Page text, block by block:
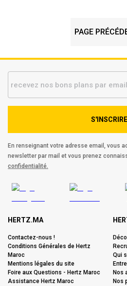
PAGE
S'INSCRIRE
En renseignant votre adresse email, vous
newsletter par mail et vous prenez
confidentialité.
HERTZ.MA
Contactez-nous !
Conditions Générales de Hertz
Maroc
Mentions légales du site
Foire aux Questions - Hertz Maroc
Assistance Hertz Maroc
Qui
Nos
Nos